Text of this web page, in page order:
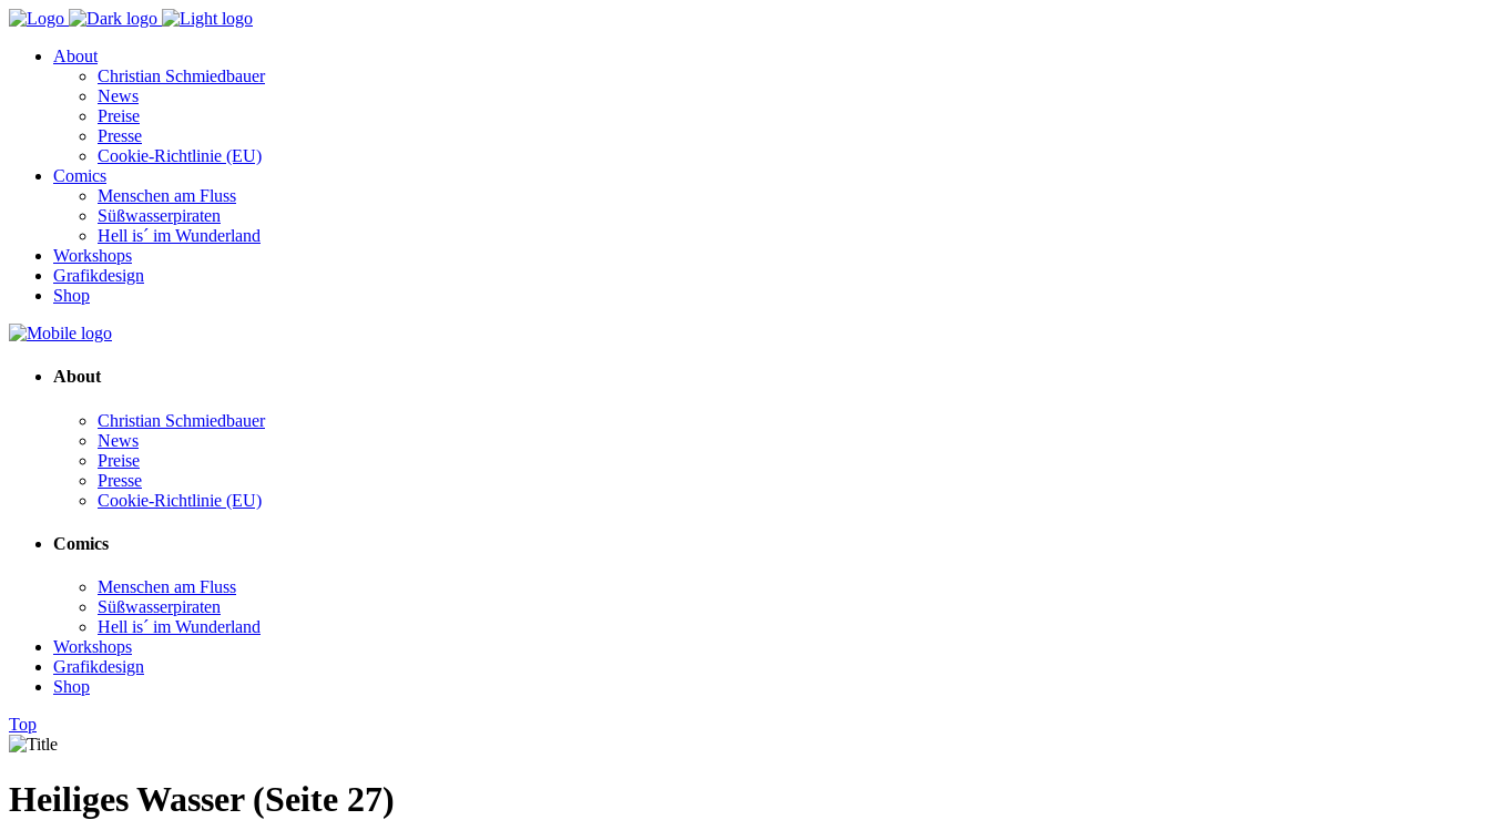
About
Christian Schmiedbauer
News
Preise
Presse
Cookie-Richtlinie (EU)
Comics
Menschen am Fluss
Süßwasserpiraten
Hell is´ im Wunderland
Workshops
Grafikdesign
Shop
About
Christian Schmiedbauer
News
Preise
Presse
Cookie-Richtlinie (EU)
Comics
Menschen am Fluss
Süßwasserpiraten
Hell is´ im Wunderland
Workshops
Grafikdesign
Shop
Top
Heiliges Wasser (Seite 27)